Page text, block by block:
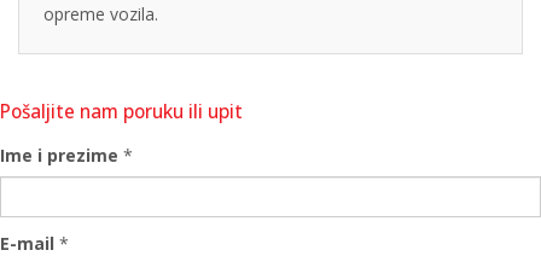
opreme vozila.
Pošaljite nam poruku ili upit
Ime i prezime *
E-mail *